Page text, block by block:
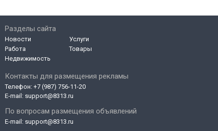
Контакты для размещения рекламы
Телефон: +7 (987) 756-11-20
E-mail: support@8313.ru
По вопросам размещения объявлений
E-mail: support@8313.ru
Разделы сайта
Новости
Работа
Недвижимость
Услуги
Товары